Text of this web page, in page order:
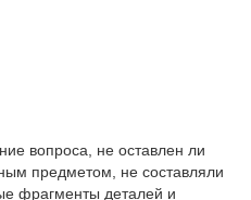
вопроса, не оставлен ли
предметом, не составляли
фрагменты деталей и